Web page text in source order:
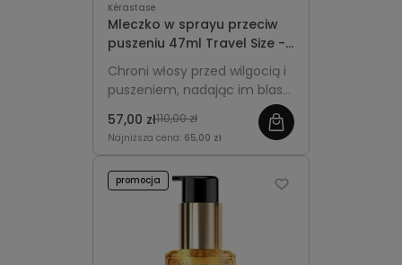
Kérastase
Mleczko w sprayu przeciw
puszeniu 47ml Travel Size -
Kérastase Gloss Absolu
Anti-Frizz Glaze (1)
Chroni włosy przed wilgocią i
puszeniem, nadając im blask,
miękkość i gładką strukturę.
57,00 zł110,00 zł
Najniższa cena: 65,00 zł
promocja